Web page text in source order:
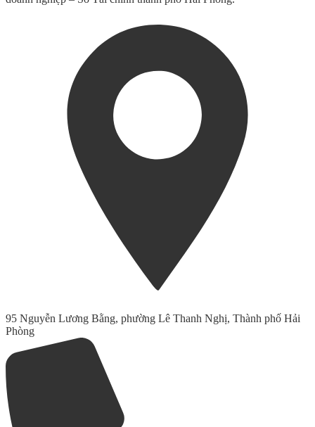
95 Nguyễn Lương Bằng, phường Lê Thanh Nghị, Thành phố Hải
Phòng